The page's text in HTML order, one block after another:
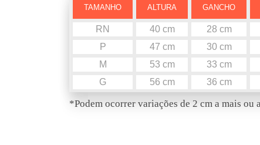
TAMANHO ALTURA GANCHO
RN 40 cm 28 cm
P
47 cm 30 cm
M
53 cm 33 cm
G
56 cm 36 cm
*Podem ocorrer variações de 2 cm a mais ou